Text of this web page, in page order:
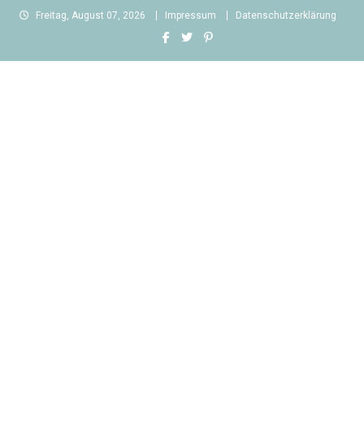
Skip
Freitag, August 07, 2026 Impressum Datenschutzerklärung